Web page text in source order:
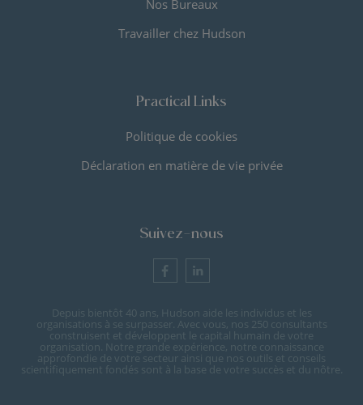
Nos Bureaux
Travailler chez Hudson
Practical Links
Politique de cookies
Déclaration en matière de vie privée
Suivez-nous
Depuis bientôt 40 ans, Hudson aide les individus et les
organisations à se surpasser. Avec vous, nos 250 consultants
construisent et développent le capital humain de votre
organisation. Notre grande expérience, notre connaissance
approfondie de votre secteur ainsi que nos outils et conseils
scientifiquement fondés sont à la base de votre succès et du nôtre.